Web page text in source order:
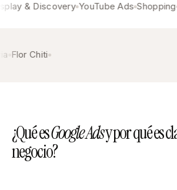
& Discovery YouTube Ads Shopping
Flor Chiti
¿Qué esGoogle Adsy por qué es
negocio?